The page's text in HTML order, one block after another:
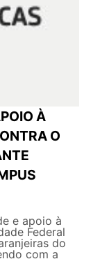
À
O
e apoio à
Federal
do
com a